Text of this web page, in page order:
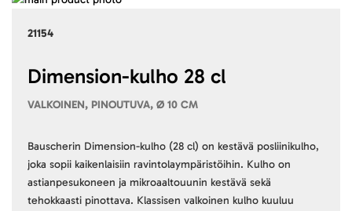
21154
Dimension-kulho 28 cl
VALKOINEN, PINOUTUVA, Ø 10 CM
Bauscherin Dimension-kulho (28 cl) on kestävä posliinikulho,
joka sopii kaikenlaisiin ravintolaympäristöihin. Kulho on
astianpesukoneen ja mikroaaltouunin kestävä sekä
tehokkaasti pinottava. Klassisen valkoinen kulho kuuluu
images
beginning
gallery